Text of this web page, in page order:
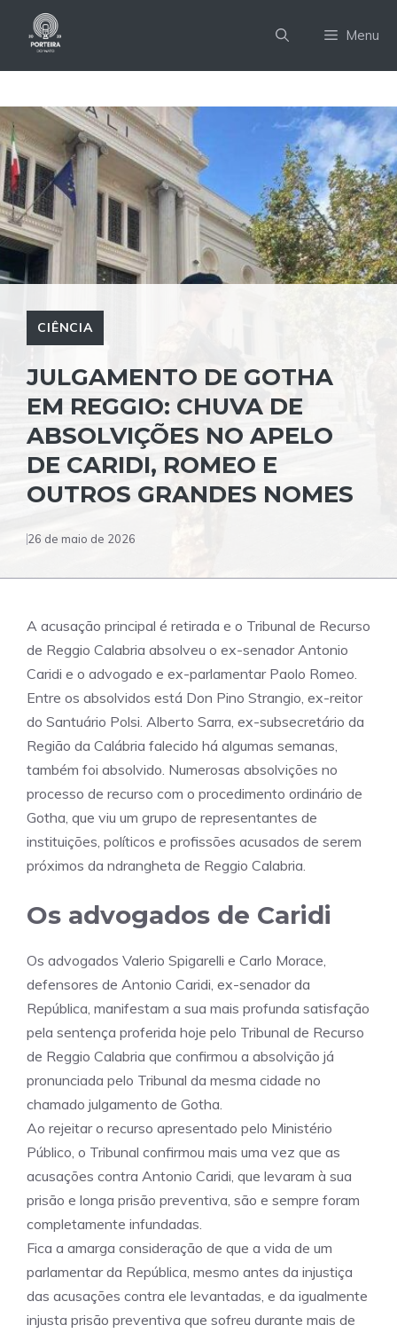
Menu
CIÊNCIA
JULGAMENTO DE GOTHA
EM REGGIO: CHUVA DE
ABSOLVIÇÕES NO APELO
DE CARIDI, ROMEO E
OUTROS GRANDES NOMES
26 de maio de 2026
A acusação principal é retirada e o Tribunal de Recurso
de Reggio Calabria absolveu o ex-senador Antonio
Caridi e o advogado e ex-parlamentar Paolo Romeo.
Entre os absolvidos está Don Pino Strangio, ex-reitor
do Santuário Polsi. Alberto Sarra, ex-subsecretário da
Região da Calábria falecido há algumas semanas,
também foi absolvido. Numerosas absolvições no
processo de recurso com o procedimento ordinário de
Gotha, que viu um grupo de representantes de
instituições, políticos e profissões acusados ​​de serem
próximos da ndrangheta de Reggio Calabria.
Os advogados de Caridi
Os advogados Valerio Spigarelli e Carlo Morace,
defensores de Antonio Caridi, ex-senador da
República, manifestam a sua mais profunda satisfação
pela sentença proferida hoje pelo Tribunal de Recurso
de Reggio Calabria que confirmou a absolvição já
pronunciada pelo Tribunal da mesma cidade no
chamado julgamento de Gotha.
Ao rejeitar o recurso apresentado pelo Ministério
Público, o Tribunal confirmou mais uma vez que as
acusações contra Antonio Caridi, que levaram à sua
prisão e longa prisão preventiva, são e sempre foram
completamente infundadas.
Fica a amarga consideração de que a vida de um
parlamentar da República, mesmo antes da injustiça
das acusações contra ele levantadas, e da igualmente
injusta prisão preventiva que sofreu durante mais de